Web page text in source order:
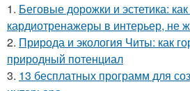
1. Беговые дорожки и эстетика:
кардиотренажеры в интерьер, не
2. Природа и экология Читы: как
природный потенциал
3. 13 бесплатных программ для